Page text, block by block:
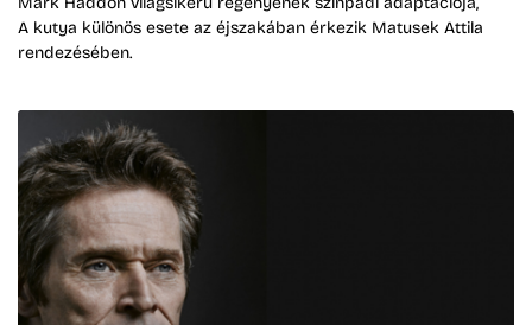
A kutya különös esete az éjszakában érkezik Matusek Attila
rendezésében.